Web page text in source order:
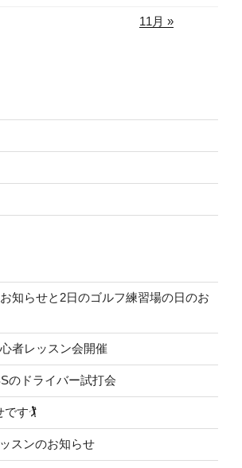
11月 »
知らせと2日のゴルフ練習場の日のお
者レッスン会開催
のドライバー試打会
です🏌️
スンのお知らせ